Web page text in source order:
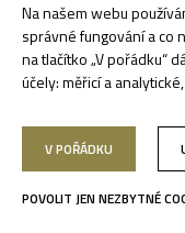
Na našem webu
správné fungování a co
na tlačítko „V pořádku“
účely:měřicí a
V POŘÁDKU
POVOLIT JEN NEZBYTNÉ
Hlavní partner